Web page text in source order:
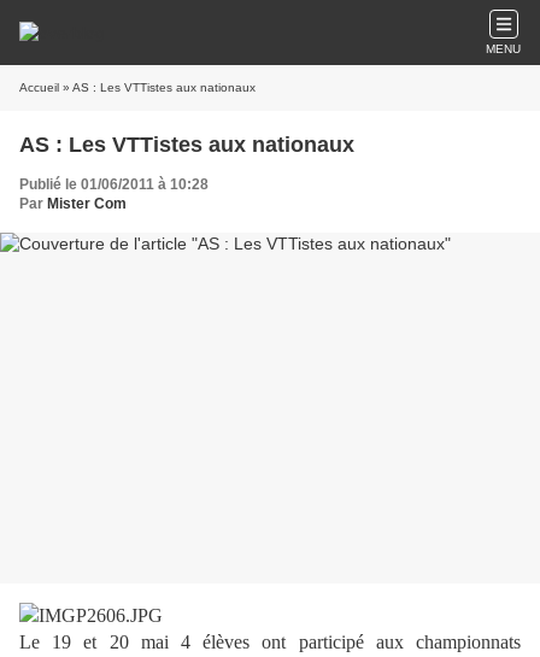
MENU
Accueil » AS : Les VTTistes aux nationaux
AS : Les VTTistes aux nationaux
Publié le 01/06/2011 à 10:28
Par Mister Com
Le 19 et 20 mai 4 élèves ont participé aux championnats